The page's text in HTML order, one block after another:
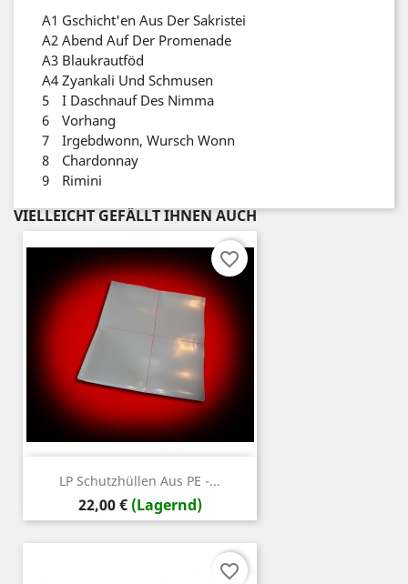
A1 Gschicht'en Aus Der Sakristei
A2 Abend Auf Der Promenade
A3 Blaukrautföd
A4 Zyankali Und Schmusen
5
I Daschnauf Des Nimma
6
Vorhang
7
Irgebdwonn, Wursch Wonn
8
Chardonnay
9
Rimini
VIELLEICHT GEFÄLLT IHNEN AUCH
LP Schutzhüllen Aus PE -...
Preis
22,00 € (Lagernd)
favorite_border
favorite_border